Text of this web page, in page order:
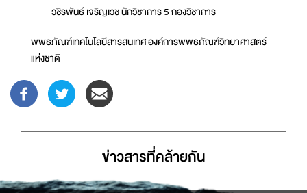
วชิรพันธ์ เจริญเวช นักวิชาการ 5 กองวิชาการ
พิพิธภัณฑ์เทคโนโลยีสารสนเทศ องค์การพิพิธภัณฑ์วิทยาศาสตร์
แห่งชาติ
ข่าวสารที่่คล้ายกัน